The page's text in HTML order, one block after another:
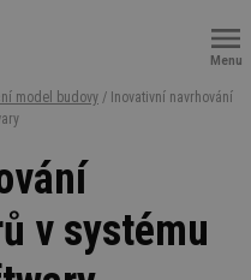
Menu
model budovy / Inovativní navrhování
v systému